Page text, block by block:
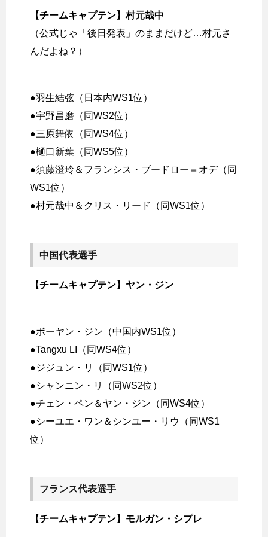
【チームキャプテン】村元哉中
（公式じゃ「後日発表」のままだけど…村元さ
んだよね？）
●羽生結弦（日本内WS1位）
●宇野昌磨（同WS2位）
●三原舞依（同WS4位）
●樋口新葉（同WS5位）
●須藤澄玲＆フランシス・ブードロー＝オデ（同
WS1位）
●村元哉中＆クリス・リード（同WS1位）
中国代表選手
【チームキャプテン】ヤン・ジン
●ボーヤン・ジン（中国内WS1位）
●Tangxu LI（同WS4位）
●ジジュン・リ（同WS1位）
●シャンニン・リ（同WS2位）
●チェン・ペン＆ヤン・ジン（同WS4位）
●シーユエ・ワン＆シンユー・リウ（同WS1
位）
フランス代表選手
【チームキャプテン】モルガン・シプレ